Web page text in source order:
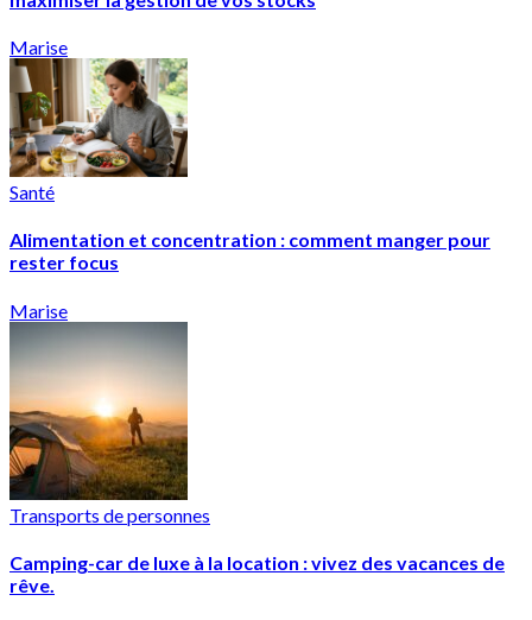
Marise
Santé
Alimentation et concentration : comment manger pour
rester focus
Marise
Transports de personnes
Camping-car de luxe à la location : vivez des vacances de
rêve.